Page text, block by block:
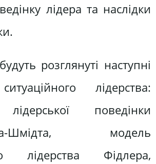
лідера та наслідки
розглянуті наступні
лідерства:
поведінки
Шмідта, модель
лідерства Фідлера,